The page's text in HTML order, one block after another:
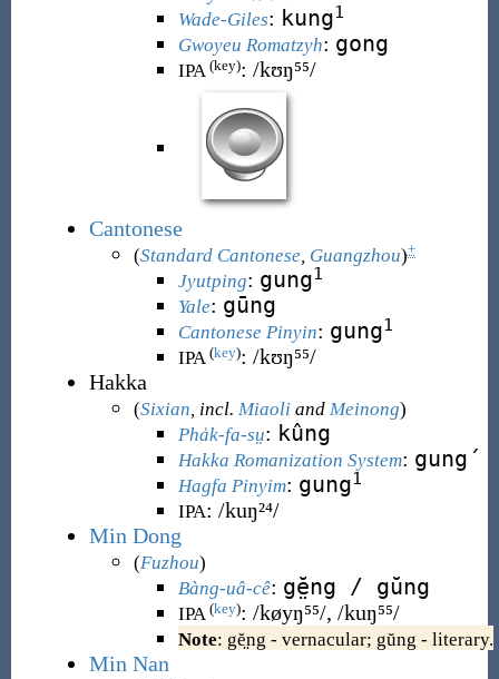
Wade-Giles: kung1
Gwoyeu Romatzyh: gong
IPA (key): /kʊŋ⁵⁵/
Cantonese
(Standard Cantonese, Guangzhou)+
Jyutping: gung1
Yale: gūng
Cantonese Pinyin: gung1
IPA (key): /kʊŋ⁵⁵/
Hakka
(Sixian, incl. Miaoli and Meinong)
Pha̍k-fa-sṳ: kûng
Hakka Romanization System: gung´
Hagfa Pinyim: gung1
IPA: /kuŋ²⁴/
Min Dong
(Fuzhou)
Bàng-uâ-cê: gĕ̤ng / gŭng
IPA (key): /køyŋ⁵⁵/, /kuŋ⁵⁵/
Note: gĕ̤ng - vernacular; gŭng - literary.
Min Nan